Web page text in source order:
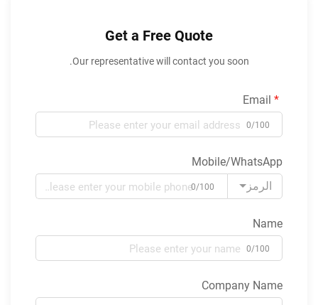
Get a Free Quote
Our representative will contact you soon.
0/100
Mobile/WhatsApp
الرمز
0/100
Name
0/100
Company Name